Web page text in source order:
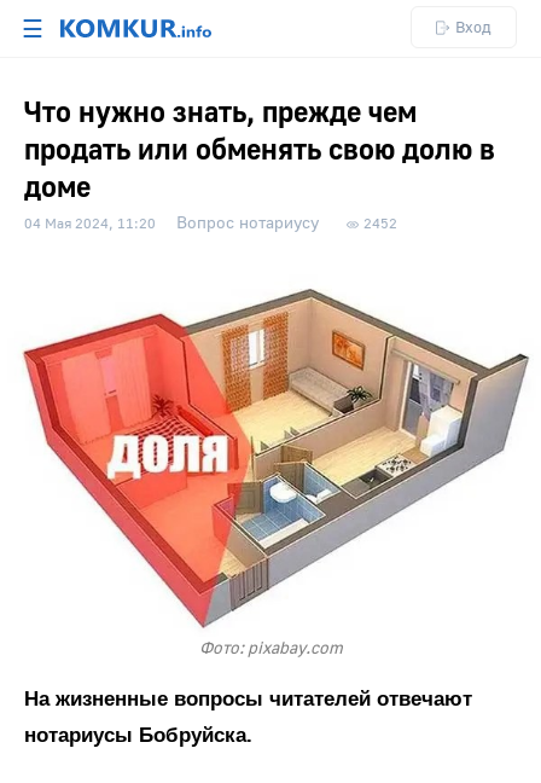
☰ Вход
Что нужно знать, прежде чем
продать или обменять свою долю в
доме
04 Мая 2024, 11:20 Вопрос нотариусу 2452
Фото: pixabay.com
На жизненные вопросы читателей отвечают
нотариусы Бобруйска.